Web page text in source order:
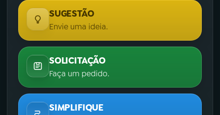
SUGESTÃO
Envie uma ideia.
SOLICITAÇÃO
Faça um pedido.
SIMPLIFIQUE